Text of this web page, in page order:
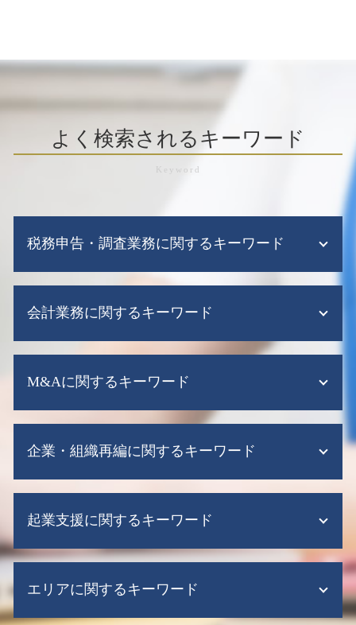
よく検索されるキーワード
税務申告・調査業務に関するキーワード
税務調査 期間
税務申告 代理
税務 申告 税理士
税務 確定 申告
税務調査とは 簡単に
税務調査 税理士
税務申告 法人 添付書類
法人 税務申告とは
税務申告
税務申告 e-tax
会計業務に関するキーワード
税務顧問 法人 料金
給与計算ソフト 弥生
給与計算代行
税務顧問
会計ソフト クラウド
税務顧問 相場
資金繰り表
M&Aに関するキーワード
株式 会社 m&a
事業 譲渡 株式
m&a 買収
m&a 助成金
m&a 手続き
企業・組織再編に関するキーワード
株式交換 株式移転
企業再生 とは
企業再編 組織再編
企業再編 方法
企業再編 方
起業支援に関するキーワード
会社設立後 手続き 税務署
エリアに関するキーワード